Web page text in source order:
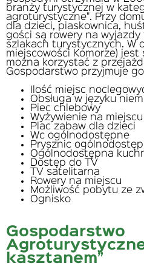
branży turystycznej w
agroturystyczne". Przy
dla dzieci, piaskownica,
gości są rowery na
szlakach turystycznych. W
miejscowości Komorze)
można korzystać z
Gospodarstwo przyjmuje
Ilość miejsc
Obsługa w języku
Piec chlebowy
Wyżywienie na miejscu
Plac zabaw dla dzieci
Wc ogólnodostępne
Prysznic
Ogólnodostępna
Dostęp do TV
TV satelitarna
Rowery na miejscu
Możliwość pobytu ze
Ognisko
Gospodarstwo
Agroturystyczne
kasztanem”